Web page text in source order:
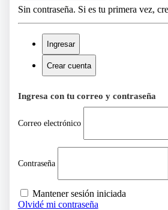
Sin contraseña. Si es tu primera vez,
Ingresar
Crear cuenta
Ingresa con tu correo y contraseña
Correo electrónico
Contraseña
Mantener sesión iniciada
Olvidé mi contraseña